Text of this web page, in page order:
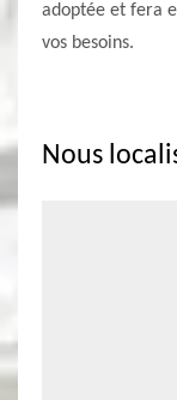
adoptée et fera
vos besoins.
Nous